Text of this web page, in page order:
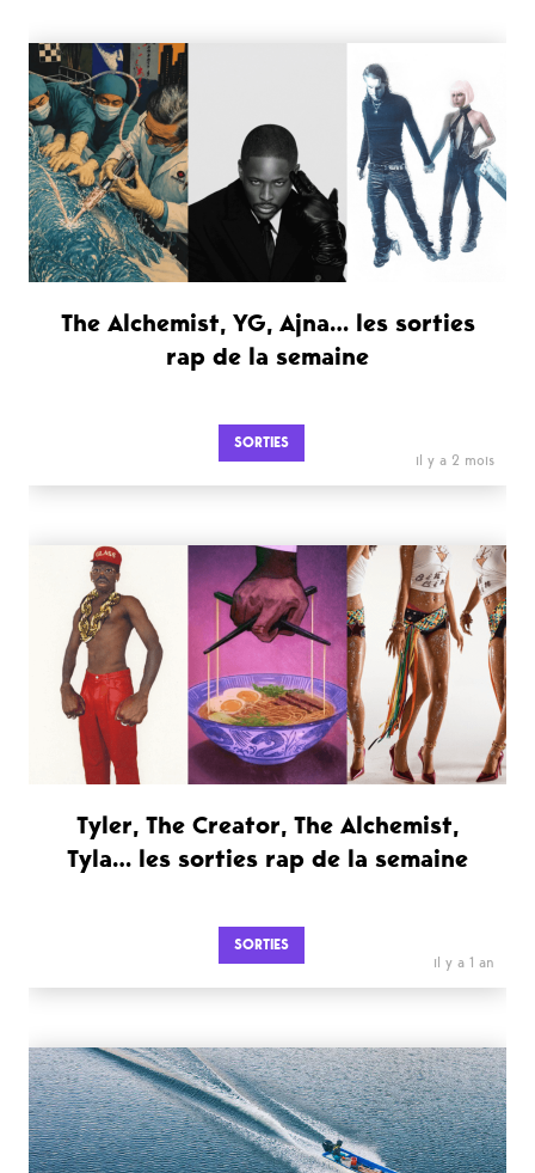
The Alchemist, YG, Ajna… les sorties
rap de la semaine
SORTIES
il y a 2 mois
Tyler, The Creator, The Alchemist,
Tyla… les sorties rap de la semaine
SORTIES
il y a 1 an